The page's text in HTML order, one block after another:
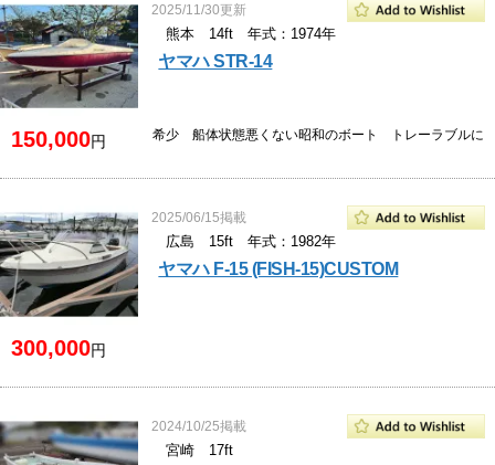
2025/11/30更新
熊本 14ft 年式：1974年
ヤマハ STR-14
150,000円 希少 船体状態悪くない昭和のボート トレーラブルに
2025/06/15掲載
広島 15ft 年式：1982年
ヤマハ F-15 (FISH-15)CUSTOM
300,000円
2024/10/25掲載
宮崎 17ft